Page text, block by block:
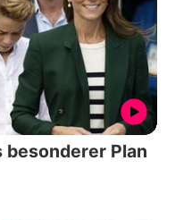
besonderer Plan